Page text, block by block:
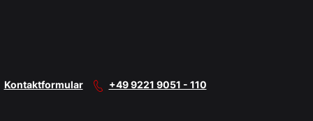
Kontaktformular +49 9221 9051 - 110